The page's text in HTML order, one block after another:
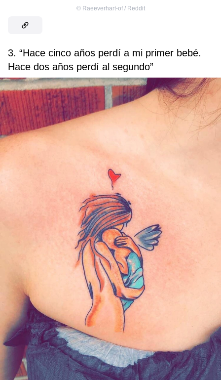
© Raeeverhart-of / Reddit
3. “Hace cinco años perdí a mi primer bebé.
Hace dos años perdí al segundo”